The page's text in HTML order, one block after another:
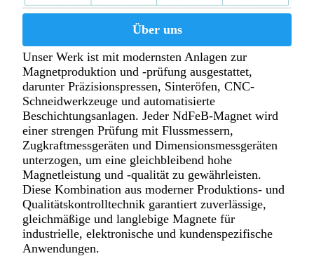
Über uns
Unser Werk ist mit modernsten Anlagen zur
Magnetproduktion und -prüfung ausgestattet,
darunter Präzisionspressen, Sinteröfen, CNC-
Schneidwerkzeuge und automatisierte
Beschichtungsanlagen. Jeder NdFeB-Magnet wird
einer strengen Prüfung mit Flussmessern,
Zugkraftmessgeräten und Dimensionsmessgeräten
unterzogen, um eine gleichbleibend hohe
Magnetleistung und -qualität zu gewährleisten.
Diese Kombination aus moderner Produktions- und
Qualitätskontrolltechnik garantiert zuverlässige,
gleichmäßige und langlebige Magnete für
industrielle, elektronische und kundenspezifische
Anwendungen.